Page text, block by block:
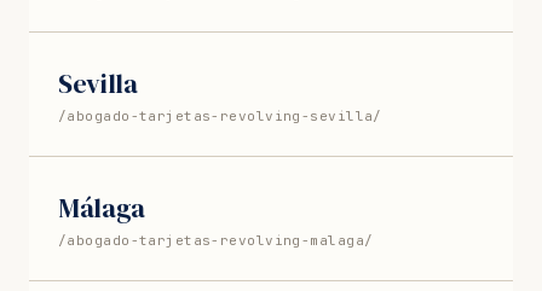
Sevilla
/abogado-tarjetas-revolving-sevilla/
Málaga
/abogado-tarjetas-revolving-malaga/